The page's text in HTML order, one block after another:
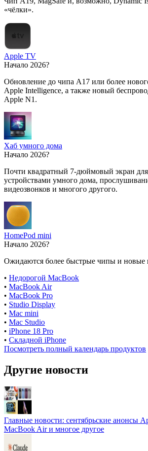
«чёлки».
Apple TV
Начало 2026?
Обновление до чипа A17 или более
Apple Intelligence, а также новый
Apple N1.
Хаб умного дома
Начало 2026?
Почти квадратный 7-дюймовый экран
устройствами умного дома,
видеозвонков и многого другого.
HomePod mini
Начало 2026?
Ожидаются более быстрые чипы и новые
• Недорогой MacBook
• MacBook Air
• MacBook Pro
• Studio Display
• Mac mini
• Mac Studio
• iPhone 18 Pro
• Складной iPhone
Посмотреть полный календарь продуктов
Другие новости
Главные новости: сентябрьские анонсы
MacBook Air и многое другое